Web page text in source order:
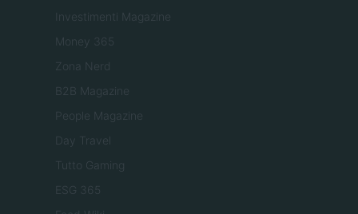
Investimenti Magazine
Money 365
Zona Nerd
B2B Magazine
People Magazine
Day Travel
Tutto Gaming
ESG 365